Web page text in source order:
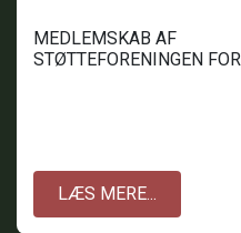
MEDLEMSKAB AF
STØTTEFORENINGEN FOR
LÆS MERE...